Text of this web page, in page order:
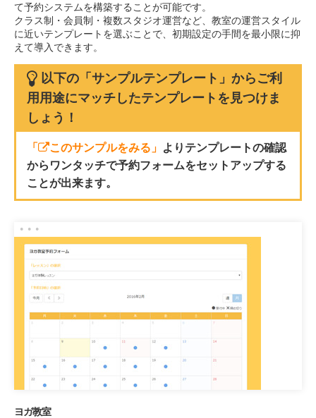
て予約システムを構築することが可能です。
クラス制・会員制・複数スタジオ運営など、教室の運営スタイル
に近いテンプレートを選ぶことで、初期設定の手間を最小限に抑
えて導入できます。
以下の「サンプルテンプレート」からご利
用用途にマッチしたテンプレートを見つけま
しょう！
「 このサンプルをみる」 よりテンプレートの確認
からワンタッチで予約フォームをセットアップする
ことが出来ます。
ヨガ教室